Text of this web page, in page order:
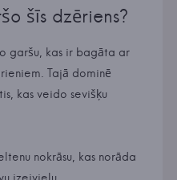
šīs dzēriens?
garšu, kas ir bagāta ar
Tajā dominē
kas veido sevišķu
nokrāsu, kas norāda